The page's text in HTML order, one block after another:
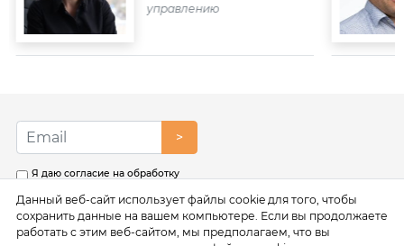
управлению
>
Я даю согласие на обработку
соответствии с условиями
Политики обработки
персональных данных
Данный веб-сайт использует файлы cookie для того, чтобы
сохранить данные на вашем компьютере. Если вы продолжаете
работать с этим веб-сайтом, мы предполагаем, что вы